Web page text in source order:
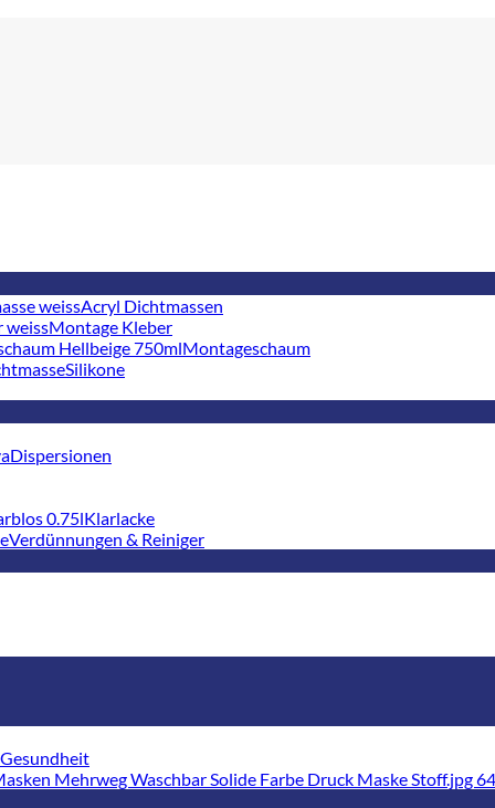
Acryl Dichtmassen
Montage Kleber
Montageschaum
Silikone
Dispersionen
Klarlacke
Verdünnungen & Reiniger
Gesundheit